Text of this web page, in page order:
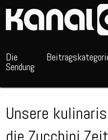
Die
Sendung
Unsere